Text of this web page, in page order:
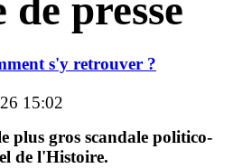
presse
s'y retrouver ?
15:02
plus gros scandale politico-
de l'Histoire.